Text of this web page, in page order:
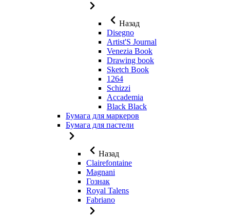
Назад
Disegno
Artist'S Journal
Venezia Book
Drawing book
Sketch Book
1264
Schizzi
Accademia
Black Black
Бумага для маркеров
Бумага для пастели
Назад
Clairefontaine
Magnani
Гознак
Royal Talens
Fabriano